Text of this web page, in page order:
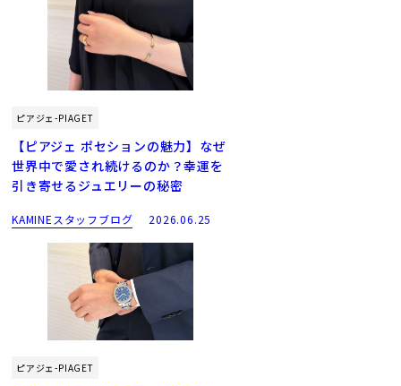
ピアジェ-PIAGET
【ピアジェ ポセションの魅力】なぜ
世界中で愛され続けるのか？幸運を
引き寄せるジュエリーの秘密
KAMINEスタッフブログ 2026.06.25
ピアジェ-PIAGET